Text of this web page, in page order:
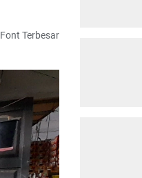
Font Terbesar